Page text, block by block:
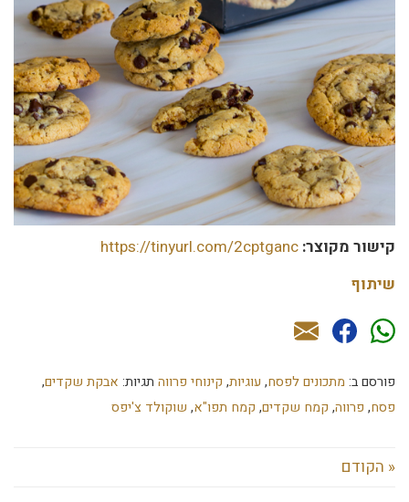
קישור מקוצר: https://tinyurl.com/2cptganc
שיתוף
פורסם ב: מתכונים לפסח, עוגיות, קינוחי פרווה תגיות: אבקת שקדים,
פסח, פרווה, קמח שקדים, קמח תפו"א, שוקולד צ'יפס
« הקודם